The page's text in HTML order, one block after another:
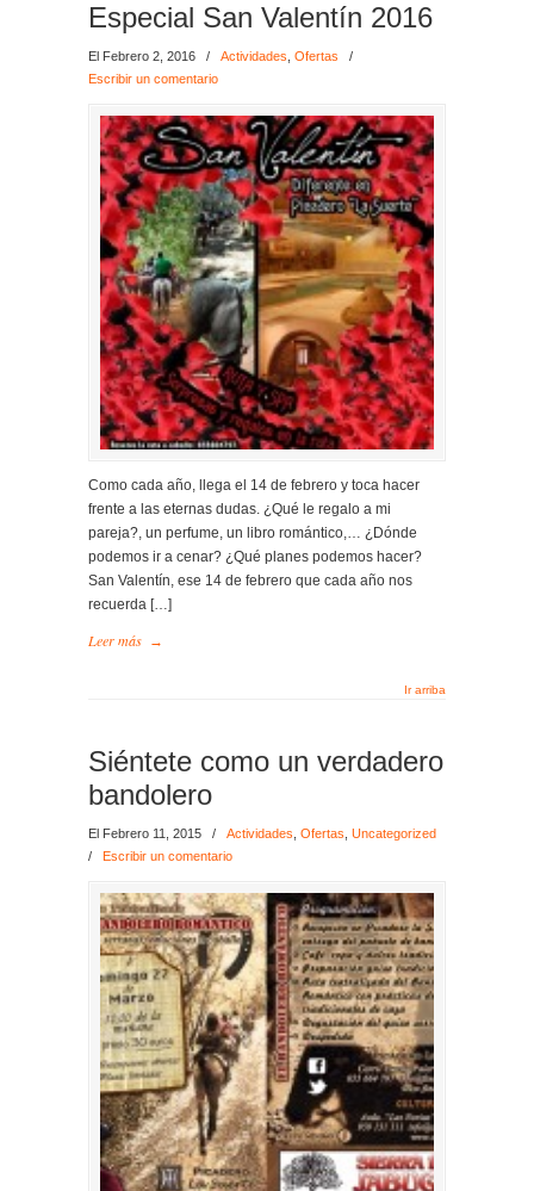
Especial San Valentín 2016
El Febrero 2, 2016 / Actividades Ofertas
/
Escribir un comentario
Como cada año, llega el 14 de febrero y toca hacer
frente a las eternas dudas. ¿Qué le regalo a mi
pareja?, un perfume, un libro romántico,… ¿Dónde
podemos ir a cenar? ¿Qué planes podemos hacer?
San Valentín, ese 14 de febrero que cada año nos
recuerda […]
Leer más →
Ir arriba
Siéntete como un verdadero
bandolero
El Febrero 11, 2015 / Actividades Ofertas Uncategorized
/ Escribir un comentario